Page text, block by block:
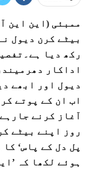
ممبئی (این این
بیٹے کرن دیول
رکھ دیا
اداکار
دیول اور ابھے
اب ان کے پوتے
آغاز کرنے
روز اپنے بیٹے
پل دل کے پاس‘
ہوئے لکھا کہ